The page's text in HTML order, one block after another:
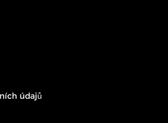
údajů